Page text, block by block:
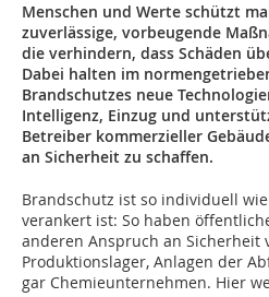
Menschen und Werte schützt
zuverlässige, vorbeugende
die verhindern, dass Schäden
Dabei halten im
Brandschutzes neue
Intelligenz, Einzug und
Betreiber kommerzieller
an Sicherheit zu schaffen.
Brandschutz ist so individuell
verankert ist: So haben
anderen Anspruch an Sicherheit
Produktionslager, Anlagen der
gar Chemieunternehmen. Hier